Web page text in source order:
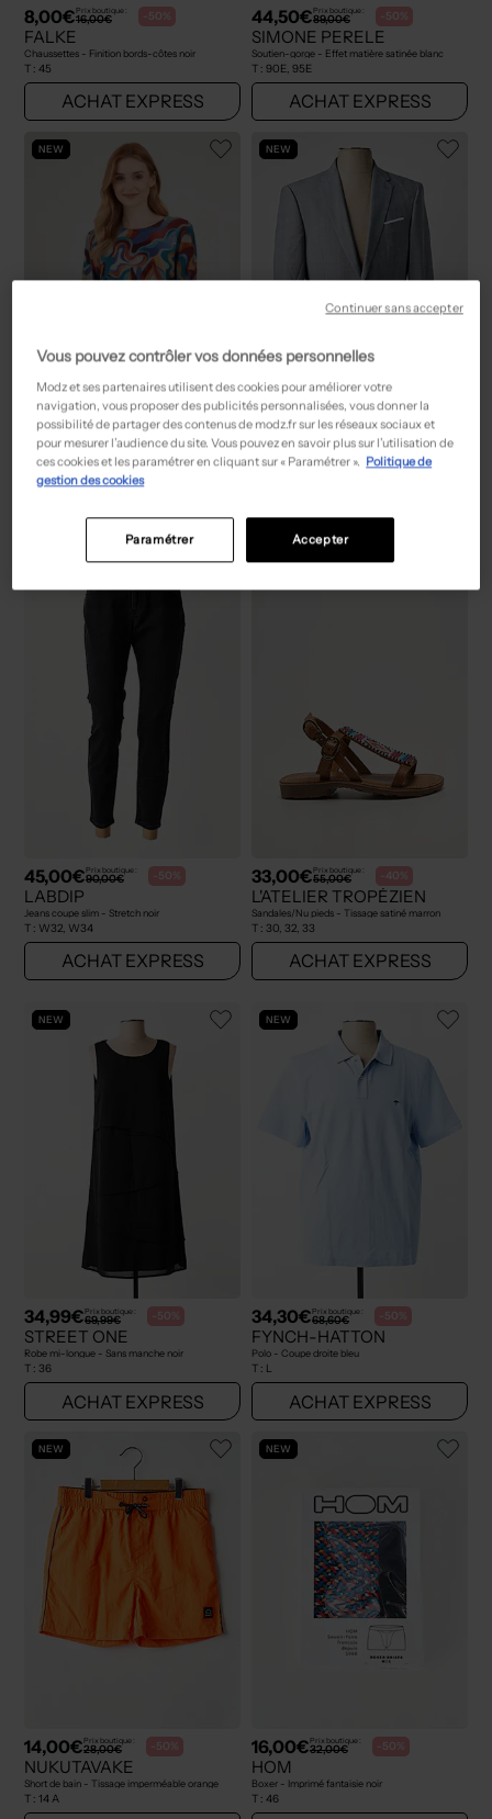
8,00€Prix boutique :
16,00€ -50%
FALKE
Chaussettes - Finition bords-côtes noir
T : 45
ACHAT EXPRESS
44,50€Prix boutique :
89,00€ -50%
SIMONE PERELE
Soutien-gorge - Effet matière satinée blanc
T : 90E, 95E
ACHAT EXPRESS
NEW
24,50€Prix boutique :
49,00€ -50%
NIKI MODE
Pull - Tissage chiné bleu
ACHAT EXPRESS
NEW
99,50€ Prix boutique :
199,00€ -50%
HAFNIUM
ACHAT EXPRESS
45,00€Prix boutique :
90,00€ -50%
LABDIP
Jeans coupe slim - Stretch noir
T : W32, W34
ACHAT EXPRESS
33,00€Prix boutique :
55,00€ -40%
L'ATELIER TROPÉZIEN
Sandales/Nu pieds - Tissage satiné marron
T : 30, 32, 33
ACHAT EXPRESS
NEW
34,99€Prix boutique :
69,99€ -50%
STREET ONE
Robe mi-longue - Sans manche noir
T : 36
ACHAT EXPRESS
NEW
34,30€Prix boutique :
68,60€ -50%
FYNCH-HATTON
Polo - Coupe droite bleu
T : L
ACHAT EXPRESS
NEW
14,00€Prix boutique :
28,00€ -50%
NUKUTAVAKE
Short de bain - Tissage imperméable orange
T : 14 A
NEW
16,00€Prix boutique :
32,00€ -50%
HOM
Boxer - Imprimé fantaisie noir
T : 46
Vous pouvez contrôler vos données personnelles
Modz et ses partenaires utilisent des cookies pour améliorer votre
navigation, vous proposer des publicités personnalisées, vous donner la
possibilité de partager des contenus de modz.fr sur les réseaux sociaux et
pour mesurer l’audience du site. Vous pouvez en savoir plus sur l’utilisation de
ces cookies et les paramétrer en cliquant sur « Paramétrer ». Politique de
gestion des cookies
Accepter
Paramétrer
Continuer sans accepter